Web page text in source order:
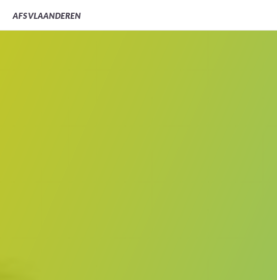
AFSVLAANDEREN